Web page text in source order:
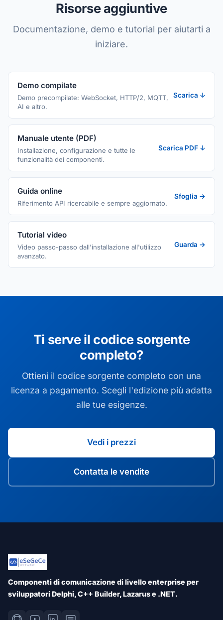
Risorse aggiuntive
Documentazione, demo e tutorial per aiutarti a
iniziare.
Demo compilate
Demo precompilate: WebSocket, HTTP/2, MQTT,
AI e altro.
Scarica ↓
Manuale utente (PDF)
Installazione, configurazione e tutte le
funzionalità dei componenti.
Scarica PDF ↓
Guida online
Riferimento API ricercabile e sempre aggiornato.
Sfoglia →
Tutorial video
Video passo-passo dall'installazione all'utilizzo
avanzato.
Guarda →
Ti serve il codice sorgente
completo?
Ottieni il codice sorgente completo con una
licenza a pagamento. Scegli l'edizione più adatta
alle tue esigenze.
Vedi i prezzi
Contatta le vendite
Componenti di comunicazione di livello enterprise per
sviluppatori Delphi, C++ Builder, Lazarus e .NET.